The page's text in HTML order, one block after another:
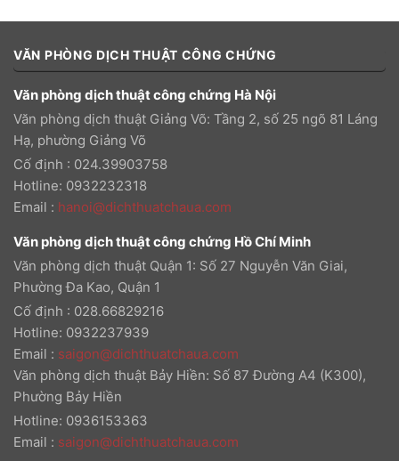
VĂN PHÒNG DỊCH THUẬT CÔNG CHỨNG
Văn phòng dịch thuật công chứng Hà Nội
Văn phòng dịch thuật Giảng Võ: Tầng 2, số 25 ngõ 81 Láng
Hạ, phường Giảng Võ
Cố định : 024.39903758
Hotline: 0932232318
Email : hanoi@dichthuatchaua.com
Văn phòng dịch thuật công chứng Hồ Chí Minh
Văn phòng dịch thuật Quận 1: Số 27 Nguyễn Văn Giai,
Phường Đa Kao, Quận 1
Cố định : 028.66829216
Hotline: 0932237939
Email : saigon@dichthuatchaua.com
Văn phòng dịch thuật Bảy Hiền: Số 87 Đường A4 (K300),
Phường Bảy Hiền
Hotline: 0936153363
Email : saigon@dichthuatchaua.com